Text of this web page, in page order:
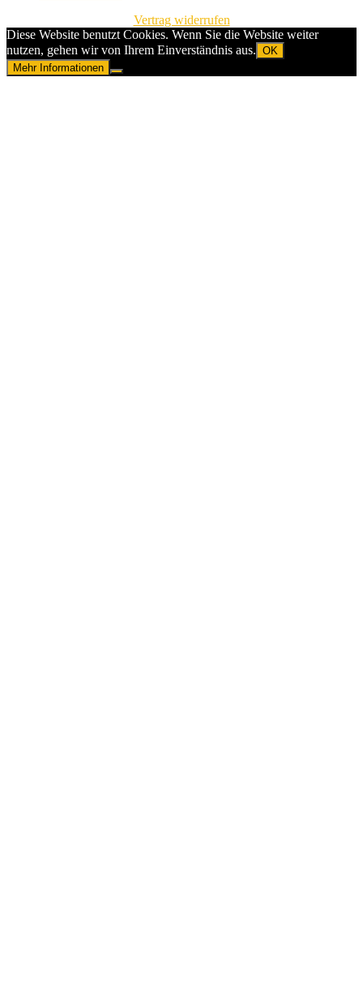
Vertrag widerrufen
Diese Website benutzt Cookies. Wenn Sie die Website weiter
nutzen, gehen wir von Ihrem Einverständnis aus. OK
Mehr Informationen